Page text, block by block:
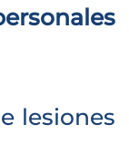
lesiones